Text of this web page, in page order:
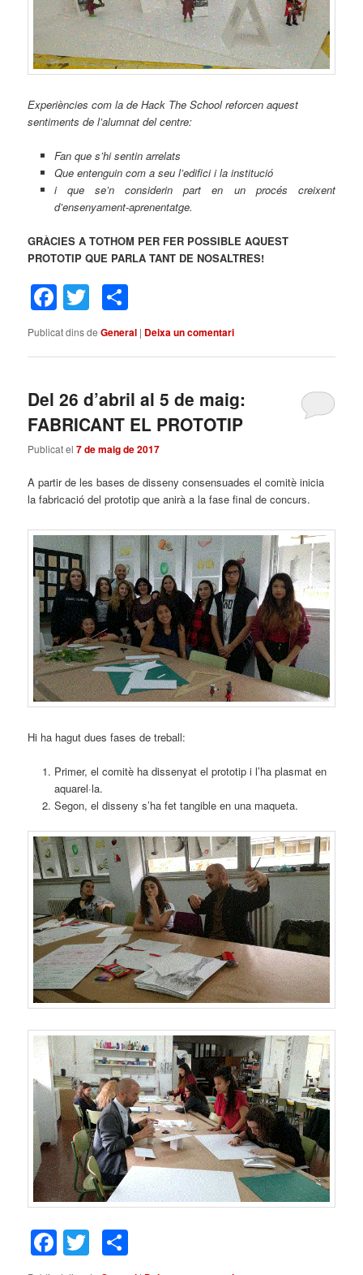
Experiències com la de Hack The School reforcen aquest
sentiments de l’alumnat del centre:
Fan que s’hi sentin arrelats
Que entenguin com a seu l’edifici i la institució
i que se’n considerin part en un procés creixent
d’ensenyament-aprenentatge.
GRÀCIES A TOTHOM PER FER POSSIBLE AQUEST
PROTOTIP QUE PARLA TANT DE NOSALTRES!
Facebook
Twitter
Publicat dins de General | Deixa un comentari
Del 26 d’abril al 5 de maig:
FABRICANT EL PROTOTIP
Publicat el7 de maig de 2017
A partir de les bases de disseny consensuades el comitè inicia
la fabricació del prototip que anirà a la fase final de concurs.
Hi ha hagut dues fases de treball:
Primer, el comitè ha dissenyat el prototip i l’ha plasmat en
aquarel·la.
Segon, el disseny s’ha fet tangible en una maqueta.
Facebook
Twitter